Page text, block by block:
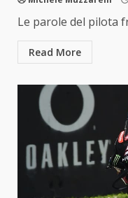
Le parole del pilota
Read More